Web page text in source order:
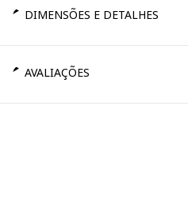
DIMENSÕES E DETALHES
AVALIAÇÕES